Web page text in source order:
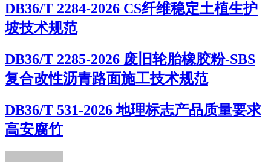
DB36/T 2284-2026 CS纤维稳定土植生护
坡技术规范
DB36/T 2285-2026 废旧轮胎橡胶粉-SBS
复合改性沥青路面施工技术规范
DB36/T 531-2026 地理标志产品质量要求
高安腐竹